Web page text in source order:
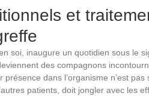
et
soi, inaugure un quotidien sous le
des compagnons
dans l’organisme n’est pas
patients, doit jongler avec les